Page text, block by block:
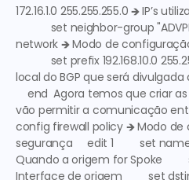
172.16.1.0 255.255.255.0 🡺 IP’s
set neighbor-group "ADVPN"
network 🡺 Modo de
set prefix 192.168.10.0
local do BGP que será divulgada
end  Agora temos que criar
vão permitir a comunicação
config firewall policy 🡺 Modo de
segurança
Quando a origem for Spoke
Interface de origem set